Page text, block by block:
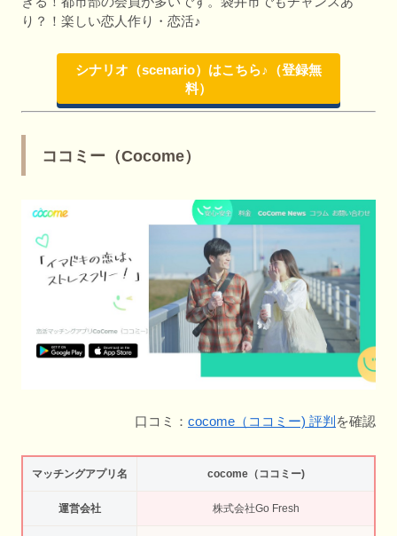
り？！楽しい恋人作り・恋活♪
シナリオ（scenario）はこちら♪（登録無
料）
ココミー（Cocome）
口コミ： cocome（ココミー) 評判 を確認
マッチングアプリ名 cocome（ココミー)
運営会社 株式会社Go Fresh